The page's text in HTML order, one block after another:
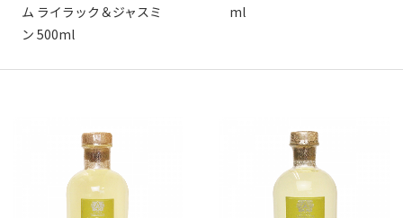
ム ライラック＆ジャスミ
ン 500ml
ml